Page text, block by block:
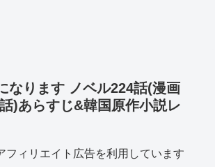
なります ノベル224話(漫画
)あらすじ&韓国原作小説レ
ィリエイト広告を利用しています